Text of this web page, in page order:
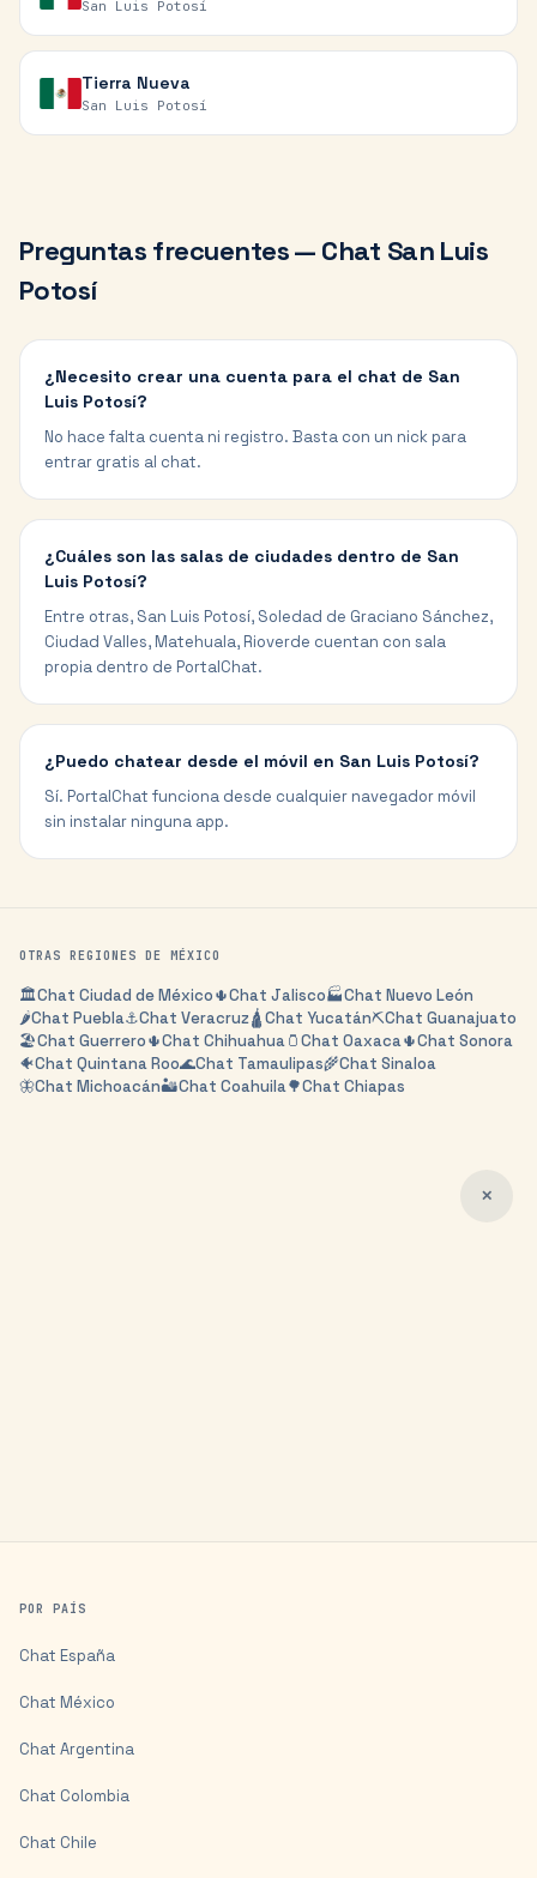
San Luis Potosí
Tierra Nueva
San Luis Potosí
Preguntas frecuentes — Chat San Luis
Potosí
¿Necesito crear una cuenta para el chat de San
Luis Potosí?
No hace falta cuenta ni registro. Basta con un nick para
entrar gratis al chat.
¿Cuáles son las salas de ciudades dentro de San
Luis Potosí?
Entre otras, San Luis Potosí, Soledad de Graciano Sánchez,
Ciudad Valles, Matehuala, Rioverde cuentan con sala
propia dentro de PortalChat.
¿Puedo chatear desde el móvil en San Luis Potosí?
Sí. PortalChat funciona desde cualquier navegador móvil
sin instalar ninguna app.
OTRAS REGIONES DE MÉXICO
🏛️Chat Ciudad de México🌵Chat Jalisco🏭Chat Nuevo León
🌶️Chat Puebla⚓Chat Veracruz🛕Chat Yucatán⛏️Chat Guanajuato
🏖️Chat Guerrero🌵Chat Chihuahua🫙Chat Oaxaca🌵Chat Sonora
🐠Chat Quintana Roo🌊Chat Tamaulipas🌾Chat Sinaloa
🦋Chat Michoacán🏜️Chat Coahuila🌳Chat Chiapas
✕
POR PAÍS
Chat España
Chat México
Chat Argentina
Chat Colombia
Chat Chile